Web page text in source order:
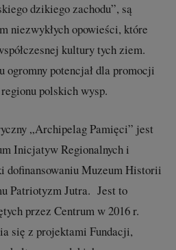
dzikiego zachodu”, są
niezwykłych opowieści, które
kultury tych ziem.
potencjał dla promocji
polskich wysp.
„Archipelag Pamięci” jest
Inicjatyw Regionalnych i
dofinansowaniu Muzeum Historii
Patriotyzm Jutra. Jest to
przez Centrum w 2016 r.
się z projektami Fundacji,